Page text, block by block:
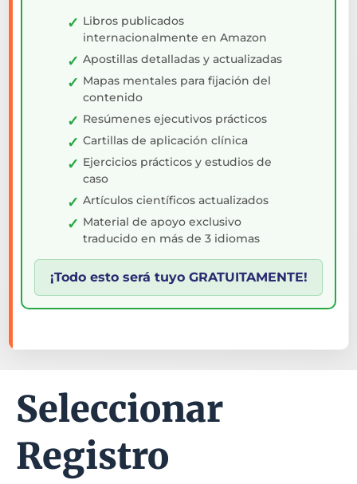
Libros publicados
internacionalmente en Amazon
Apostillas detalladas y actualizadas
Mapas mentales para fijación del
contenido
Resúmenes ejecutivos prácticos
Cartillas de aplicación clínica
Ejercicios prácticos y estudios de
caso
Artículos científicos actualizados
Material de apoyo exclusivo
traducido en más de 3 idiomas
¡Todo esto será tuyo GRATUITAMENTE!
Seleccionar
Registro